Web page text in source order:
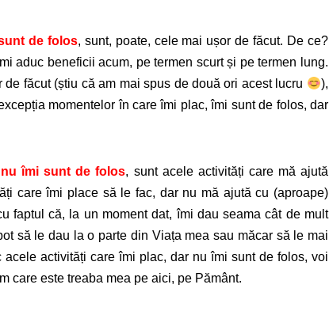
de folos, sunt, poate, cele mai ușor de făcut. De ce?
aduc beneficii acum, pe termen scurt și pe termen lung.
făcut (știu că am mai spus de două ori acest lucru
),
momentelor în care îmi plac, îmi sunt de folos, dar
îmi sunt de folos, sunt acele activități care mă ajută
care îmi place să le fac, dar nu mă ajută cu (aproape)
faptul că, la un moment dat, îmi dau seama cât de mult
să le dau la o parte din Viața mea sau măcar să le mai
activități care îmi plac, dar nu îmi sunt de folos, voi
care este treaba mea pe aici, pe Pământ.